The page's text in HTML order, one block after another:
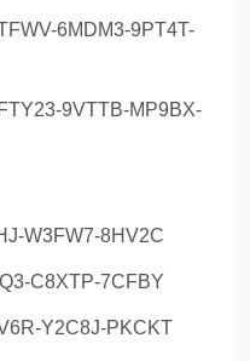
6MDM3-9PT4T-
9VTTB-MP9BX-
W3FW7-8HV2C
C8XTP-7CFBY
Y2C8J-PKCKT